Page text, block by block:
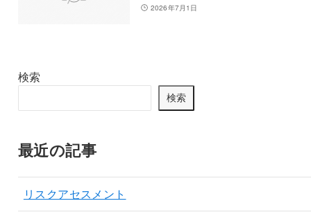
2026年7月1日
検索
検索
最近の記事
リスクアセスメント